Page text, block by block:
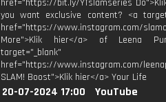
href="https://bit.ly/YTslamseries
you want exclusive content? <a
href="https://www.instagram.com/
More">Klik hier</a> of Leena
target="_blank"
href="https://www.instagram.com/
SLAM! Boost">Klik hier</a> Your Life
20-07-2024 17:00 YouTube